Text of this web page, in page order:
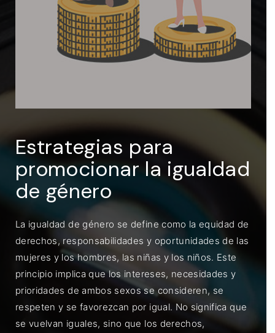
Estrategias para
promocionar la igualdad
de género
La igualdad de género se define como la equidad de
derechos, responsabilidades y oportunidades de las
mujeres y los hombres, las niñas y los niños. Este
principio implica que los intereses, necesidades y
prioridades de ambos sexos se consideren, se
respeten y se favorezcan por igual. No significa que
se vuelvan iguales, sino que los derechos,
Recuérdame